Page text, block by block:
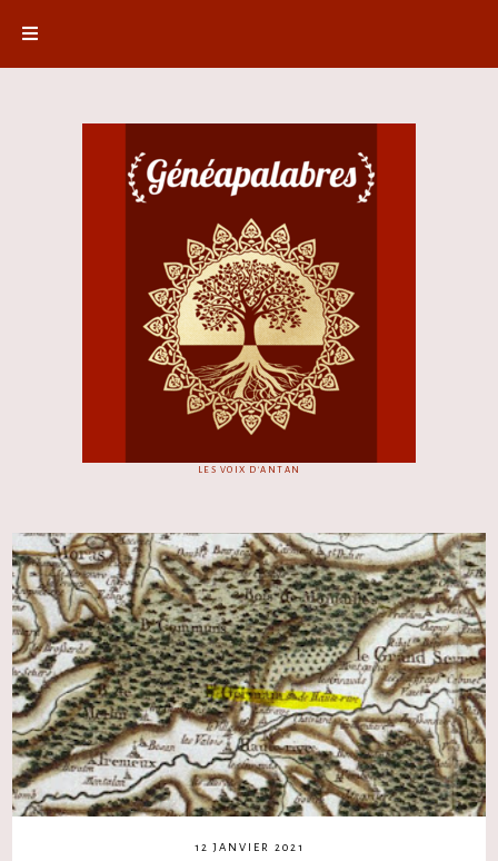
LES VOIX D'ANTAN
12 JANVIER 2021